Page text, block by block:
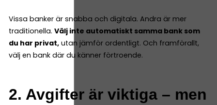
Vissa banker är snabba och digitala. Andra är mer
traditionella. Välj inte automatiskt samma bank som
du har privat, utan jämför ordentligt. Och framförallt,
välj en bank där du känner förtroende.
2. Avgifter är viktiga – men